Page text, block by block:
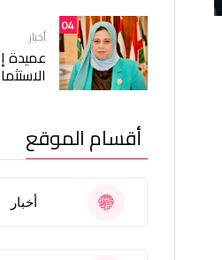
04
أخبار
عميدة
أقسام الموقع
أخبار